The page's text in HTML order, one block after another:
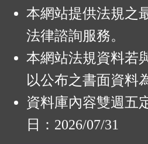
本網站提供法規之
法律諮詢服務。
本網站法規資料若
以公布之書面資料
資料庫內容雙週五
日：2026/07/31